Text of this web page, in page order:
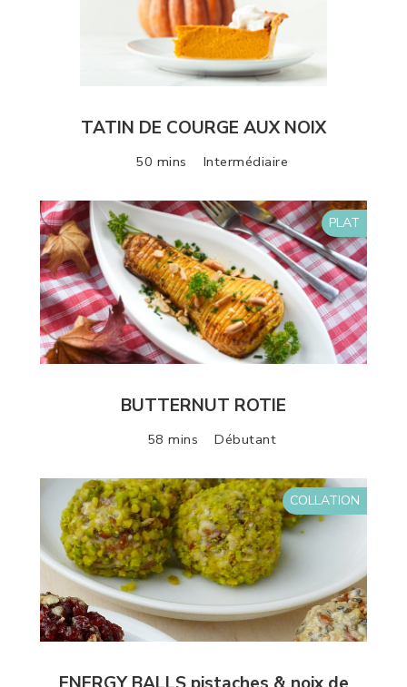
TATIN DE COURGE AUX NOIX
50 mins Intermédiaire
PLAT
BUTTERNUT ROTIE
58 mins Débutant
COLLATION